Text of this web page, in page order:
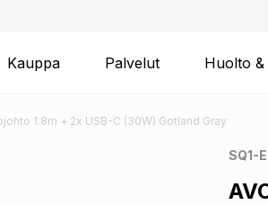
Kauppa Palvelut Huolto &
1.8m + 2x USB-C (30W) Gotland Gray
SQ1-